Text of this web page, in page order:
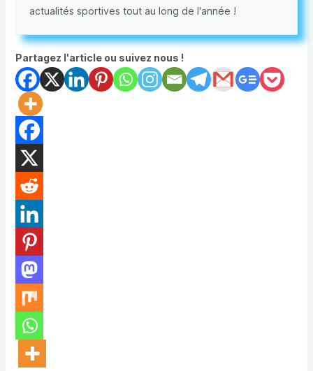
actualités sportives tout au long de l'année !
Partagez l'article ou suivez nous !